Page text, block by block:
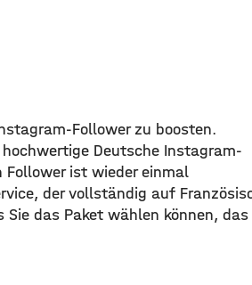
Follower zu boosten.
Deutsche Instagram-
ist wieder einmal
der vollständig auf
das Paket wählen können, das